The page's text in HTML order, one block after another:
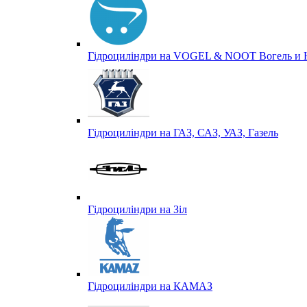
Гідроциліндри на VOGEL & NOOT Вогель и
Гідроциліндри на ГАЗ, САЗ, УАЗ, Газель
Гідроциліндри на Зіл
Гідроциліндри на КАМАЗ